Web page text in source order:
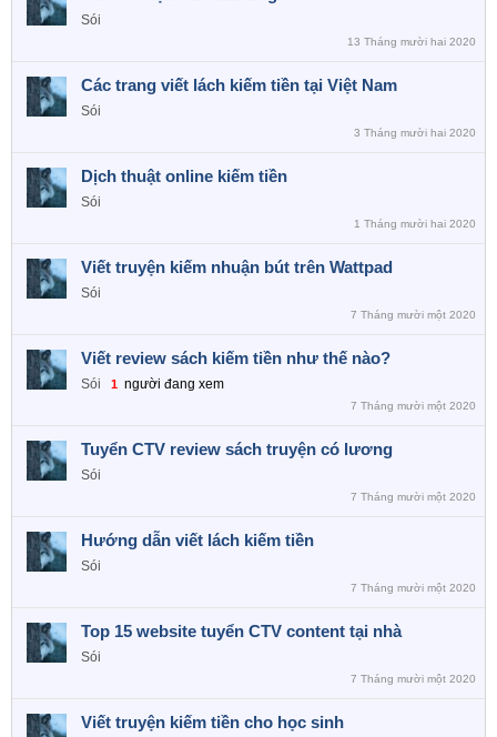
Sói
13 Tháng mười hai 2020
Các trang viết lách kiếm tiền tại Việt Nam
Sói
3 Tháng mười hai 2020
Dịch thuật online kiếm tiền
Sói
1 Tháng mười hai 2020
Viết truyện kiếm nhuận bút trên Wattpad
Sói
7 Tháng mười một 2020
Viết review sách kiếm tiền như thế nào?
Sói 1 người đang xem
7 Tháng mười một 2020
Tuyển CTV review sách truyện có lương
Sói
7 Tháng mười một 2020
Hướng dẫn viết lách kiếm tiền
Sói
7 Tháng mười một 2020
Top 15 website tuyển CTV content tại nhà
Sói
7 Tháng mười một 2020
Viết truyện kiếm tiền cho học sinh